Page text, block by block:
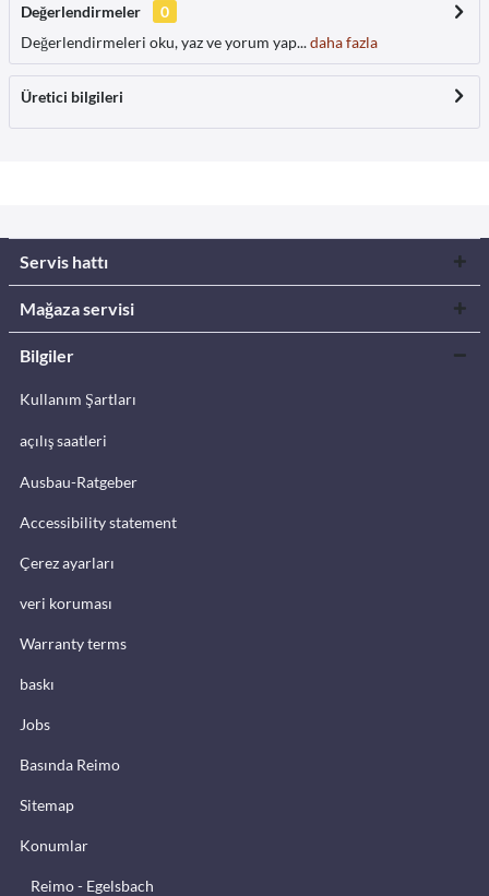
Değerlendirmeler
0
Değerlendirmeleri oku, yaz ve yorum yap...daha fazla
Üretici bilgileri
Servis hattı
Mağaza servisi
Bilgiler
Kullanım Şartları
açılış saatleri
Ausbau-Ratgeber
Accessibility statement
Çerez ayarları
veri koruması
Warranty terms
baskı
Jobs
Basında Reimo
Sitemap
Konumlar
Reimo - Egelsbach